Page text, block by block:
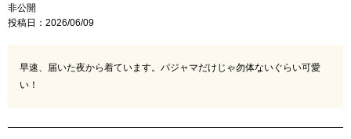
非公開
投稿日
2026/06/09
早速、届いた夜から着ています。パジャマだけじゃ勿体ないぐらい可愛
い！